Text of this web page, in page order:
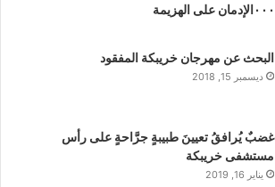
البحث عن مهرجان خريبكة المفقود
ديسمبر 15, 2018
غضبٌ يُرافقُ تعيينَ طبيبةٍ جرَّاحةٍ على رأس
مستشفى خريبكة
يناير 16, 2019